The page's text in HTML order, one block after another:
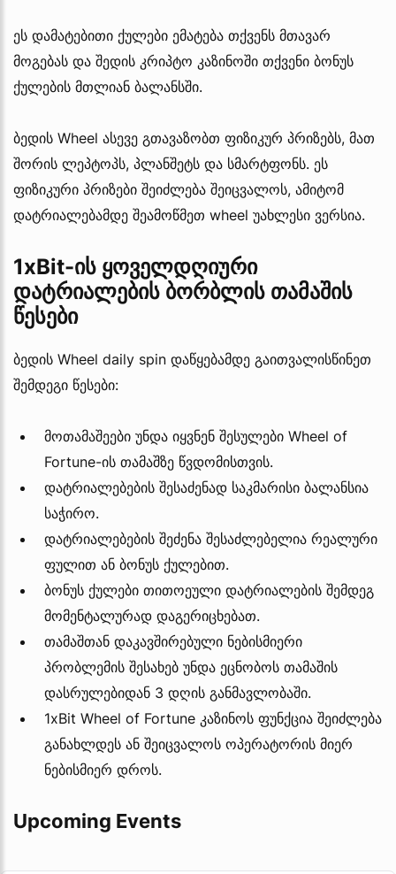
ეს დამატებითი ქულები ემატება თქვენს მთავარ
მოგებას და შედის კრიპტო კაზინოში თქვენი ბონუს
ქულების მთლიან ბალანსში.
ბედის Wheel ასევე გთავაზობთ ფიზიკურ პრიზებს, მათ
შორის ლეპტოპს, პლანშეტს და სმარტფონს. ეს
ფიზიკური პრიზები შეიძლება შეიცვალოს, ამიტომ
დატრიალებამდე შეამოწმეთ wheel უახლესი ვერსია.
1xBit-ის ყოველდღიური
დატრიალების ბორბლის თამაშის
წესები
ბედის Wheel daily spin დაწყებამდე გაითვალისწინეთ
შემდეგი წესები:
მოთამაშეები უნდა იყვნენ შესულები Wheel of
Fortune-ის თამაშზე წვდომისთვის.
დატრიალებების შესაძენად საკმარისი ბალანსია
საჭირო.
დატრიალებების შეძენა შესაძლებელია რეალური
ფულით ან ბონუს ქულებით.
ბონუს ქულები თითოეული დატრიალების შემდეგ
მომენტალურად დაგერიცხებათ.
თამაშთან დაკავშირებული ნებისმიერი
პრობლემის შესახებ უნდა ეცნობოს თამაშის
დასრულებიდან 3 დღის განმავლობაში.
1xBit Wheel of Fortune კაზინოს ფუნქცია შეიძლება
განახლდეს ან შეიცვალოს ოპერატორის მიერ
ნებისმიერ დროს.
Upcoming Events